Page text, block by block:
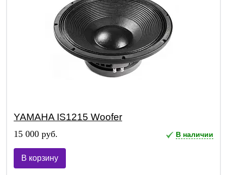
YAMAHA IS1215 Woofer
15 000 руб. В наличии
В корзину